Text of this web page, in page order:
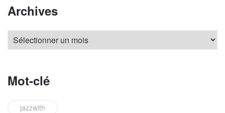
Archives
Mot-clé
jazzwith